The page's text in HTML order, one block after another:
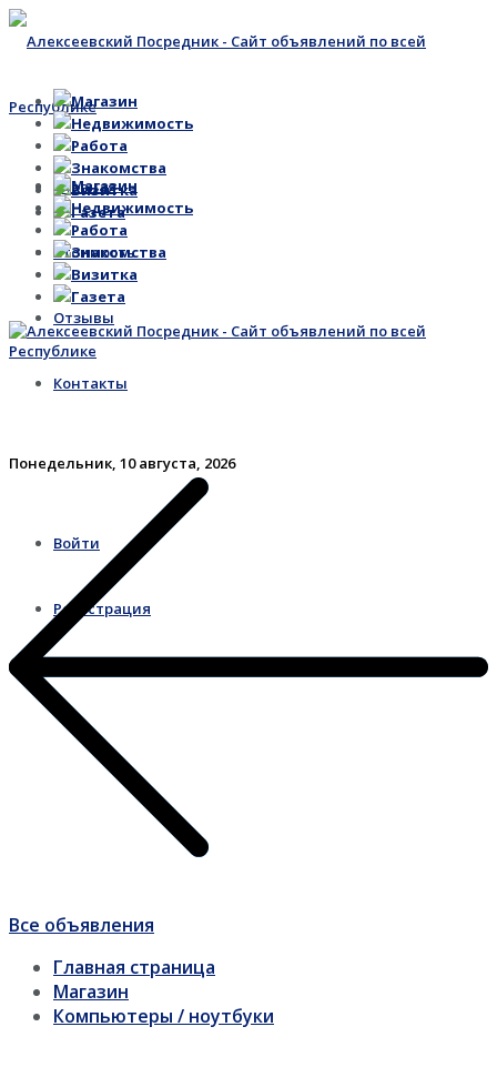
Главная
Стоимость
Отзывы
Контакты
Понедельник, 10 августа, 2026
Войти
Регистрация
Магазин
Недвижимость
Работа
Знакомства
Визитка
Газета
Магазин
Недвижимость
Работа
Знакомства
Визитка
Газета
Все объявления
Главная страница
Магазин
Компьютеры / ноутбуки